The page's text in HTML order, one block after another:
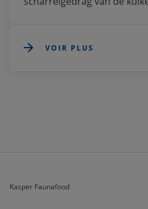
VOIR PLUS
Kasper Faunafood